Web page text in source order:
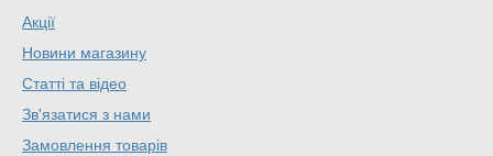
Акції
Новини магазину
Статті та відео
Зв'язатися з нами
Замовлення товарів